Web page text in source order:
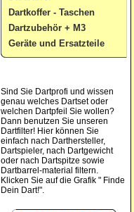
Dartkoffer - Taschen
Dartzubehör + M3
Geräte und Ersatzteile
Sind Sie Dartprofi und wissen
genau welches Dartset oder
welchen Dartpfeil Sie wollen?
Dann benutzen Sie unseren
Dartfilter! Hier können Sie
einfach nach Darthersteller,
Dartspieler, nach Dartgewicht
oder nach Dartspitze sowie
Dartbarrel-material filtern.
Klicken Sie auf die Grafik " Finde
Dein Dart!".